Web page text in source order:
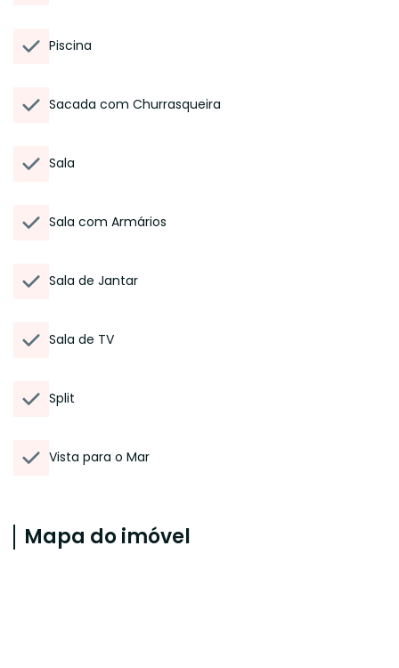
Piscina
Sacada com Churrasqueira
Sala
Sala com Armários
Sala de Jantar
Sala de TV
Split
Vista para o Mar
Mapa do imóvel